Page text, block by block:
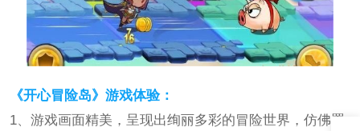
《开心冒险岛》游戏体验：
1、游戏画面精美，呈现出绚丽多彩的冒险世界，仿佛置